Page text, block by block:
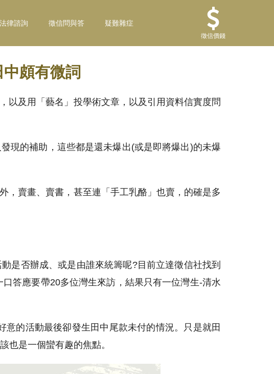
律諮詢 徵信問與答 疑難雜症
徵信價錢
頗有微詞
以及用「藝名」投學術文章，以及引用資料信實度問
現的補助，這些都是還未爆出(或是即將爆出)的未爆
，賣畫、賣書，甚至連「手工乳酪」也賣，的確是多
是否辦成、或是由誰來統籌呢?目前立達徵信社找到
答應要帶20多位灣生來訪，結果只有一位灣生-清水
的活動最後卻發生田中尾款未付的情況。只是就田
也是一個蠻有趣的焦點。